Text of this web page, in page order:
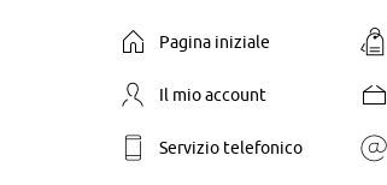
Pagina iniziale
Il mio account
Servizio telefonico